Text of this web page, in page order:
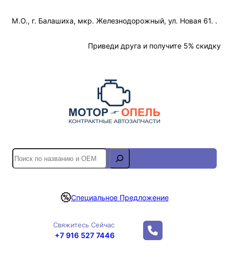
М.О., г. Балашиха, мкр. Железнодорожный, ул. Новая 61. .
Приведи друга и получите 5% скидку
S
e
r
Специальное Предложение
Свяжитесь Сейчас
+7 916 527 7446